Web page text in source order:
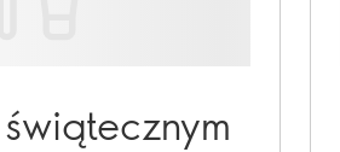
świątecznym